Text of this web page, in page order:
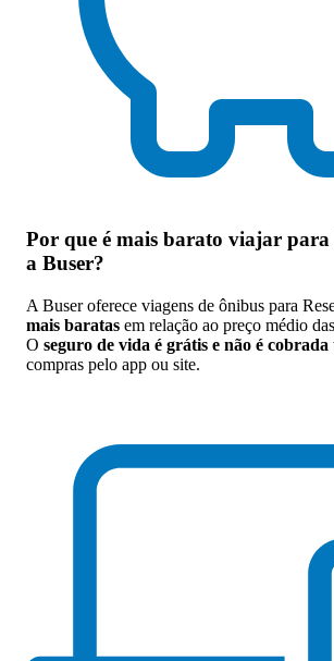
Por que é mais barato viajar para
a Buser?
A Buser oferece viagens de ônibus para
mais baratas em relação ao preço médio
O seguro de vida é grátis e não é cobrada
compras pelo app ou site.